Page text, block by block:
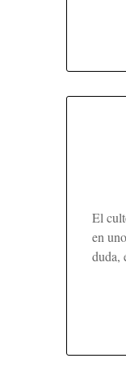
El
en
duda,